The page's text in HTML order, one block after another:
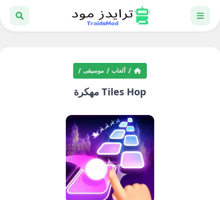
ألعاب موسيقى
Tiles Hop مهكرة